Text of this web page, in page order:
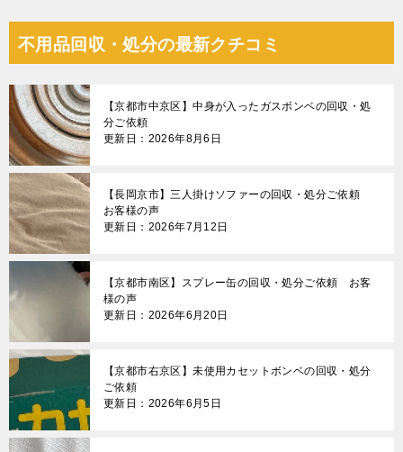
不用品回収・処分の最新クチコミ
【京都市中京区】中身が入ったガスボンベの回収・処
分ご依頼
更新日：2026年8月6日
【長岡京市】三人掛けソファーの回収・処分ご依頼
お客様の声
更新日：2026年7月12日
【京都市南区】スプレー缶の回収・処分ご依頼 お客
様の声
更新日：2026年6月20日
【京都市右京区】未使用カセットボンベの回収・処分
ご依頼
更新日：2026年6月5日